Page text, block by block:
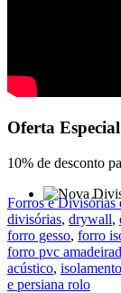
Oferta Especial
10% de desconto
Forros e Divisórias
divisórias, drywall,
forro gesso, forro
forro pvc
acústico,
e persiana rolo